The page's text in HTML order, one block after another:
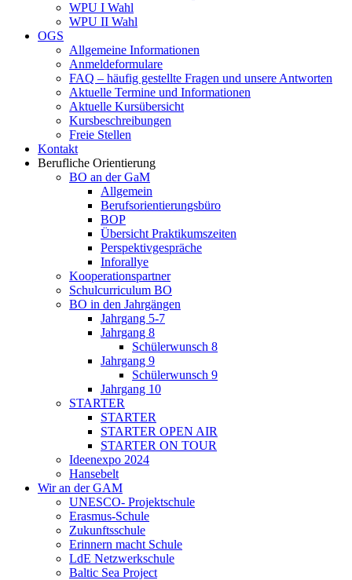
WPU I Wahl
WPU II Wahl
OGS
Allgemeine Informationen
Anmeldeformulare
FAQ – häufig gestellte Fragen und unsere Antworten
Aktuelle Termine und Informationen
Aktuelle Kursübersicht
Kursbeschreibungen
Freie Stellen
Kontakt
Berufliche Orientierung
BO an der GaM
Allgemein
Berufsorientierungsbüro
BOP
Übersicht Praktikumszeiten
Perspektivgespräche
Inforallye
Kooperationspartner
Schulcurriculum BO
BO in den Jahrgängen
Jahrgang 5-7
Jahrgang 8
Schülerwunsch 8
Jahrgang 9
Schülerwunsch 9
Jahrgang 10
STARTER
STARTER
STARTER OPEN AIR
STARTER ON TOUR
Ideenexpo 2024
Hansebelt
Wir an der GAM
UNESCO- Projektschule
Erasmus-Schule
Zukunftsschule
Erinnern macht Schule
LdE Netzwerkschule
Baltic Sea Project